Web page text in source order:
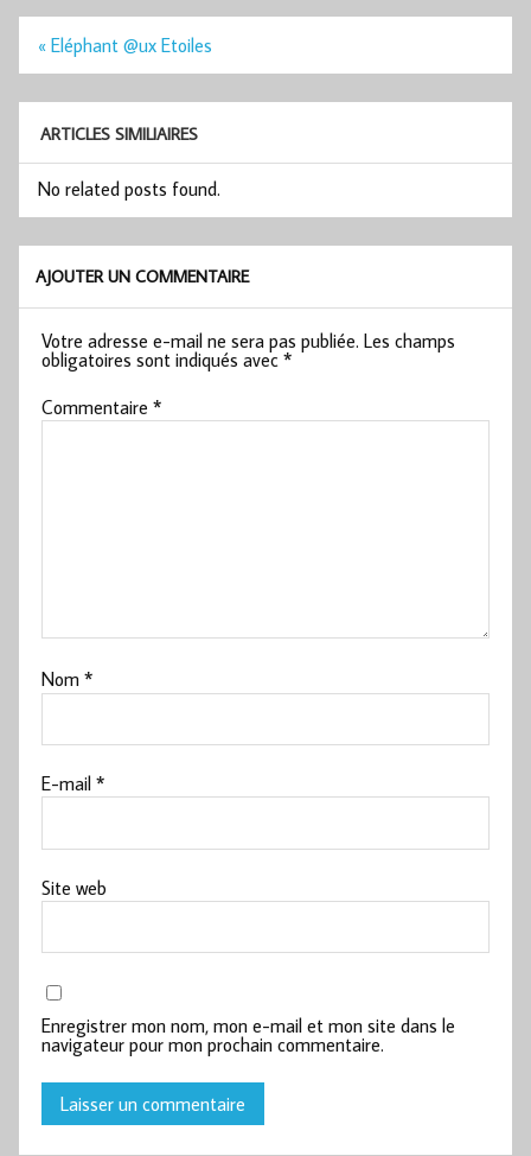
Navigation
« Eléphant @ux Etoiles
ARTICLES SIMILIAIRES
No related posts found.
AJOUTER UN COMMENTAIRE
Votre adresse e-mail ne sera pas publiée. Les champs
obligatoires sont indiqués avec*
Commentaire*
Nom*
E-mail*
Site web
Enregistrer mon nom, mon e-mail et mon site dans le
navigateur pour mon prochain commentaire.